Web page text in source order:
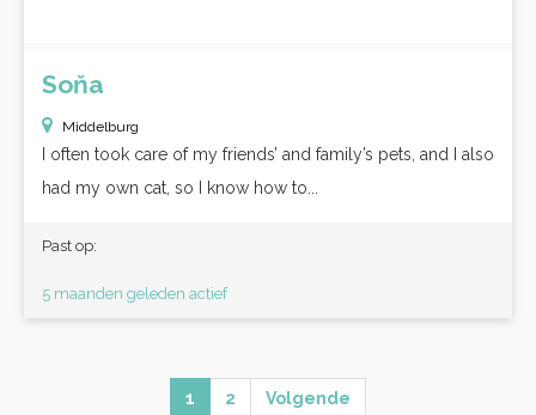
Soňa
Middelburg
I often took care of my friends’ and family’s pets, and I also
had my own cat, so I know how to...
Past op:
5 maanden geleden actief
1 2 Volgende